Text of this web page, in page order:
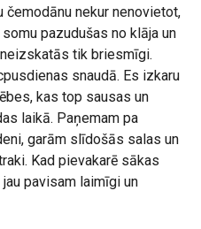
čemodānu nekur nenovietot,
pazudušas no klāja un
tik briesmīgi.
snaudā. Es izkaru
kas top sausas un
laikā. Paņemam pa
garām slīdošās salas un
Kad pievakarē sākas
pavisam laimīgi un